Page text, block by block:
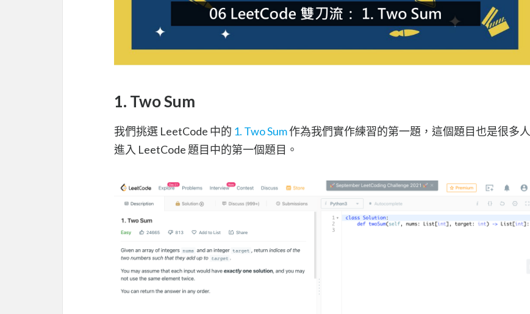
1. Two Sum
我們挑選 LeetCode 中的 1. Two Sum作為我們實作練習的第一題，這個題目也是很多人
進入 LeetCode 題目中的第一個題目。